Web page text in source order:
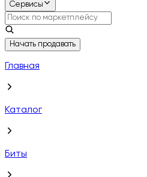
Сервисы
Начать продавать
Главная
Каталог
Биты